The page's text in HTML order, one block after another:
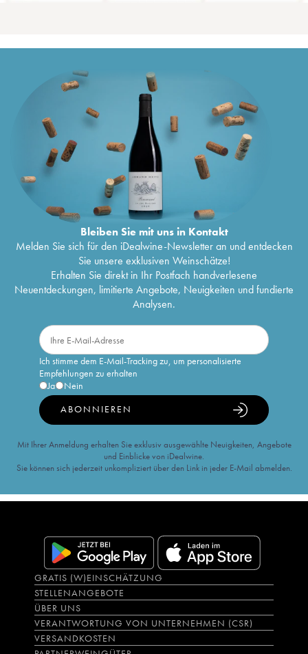
Bleiben Sie mit uns in Kontakt
Melden Sie sich für den iDealwine-Newsletter an und entdecken
Sie unsere exklusiven Weinschätze!
Erhalten Sie direkt in Ihr Postfach handverlesene
Neuentdeckungen, limitierte Angebote, Neuigkeiten und fundierte
Analysen.
Ich stimme dem E-Mail-Tracking zu, um personalisierte
Empfehlungen zu erhalten
Ja
Nein
ABONNIEREN
Mit Ihrer Anmeldung erhalten Sie exklusiv ausgewählte Neuigkeiten, Angebote
und Einblicke von iDealwine.
Sie können sich jederzeit unkompliziert über den Link in jeder E-Mail abmelden.
GRATIS (W)EINSCHÄTZUNG
STELLENANGEBOTE
ÜBER UNS
VERANTWORTUNG VON UNTERNEHMEN (CSR)
VERSANDKOSTEN